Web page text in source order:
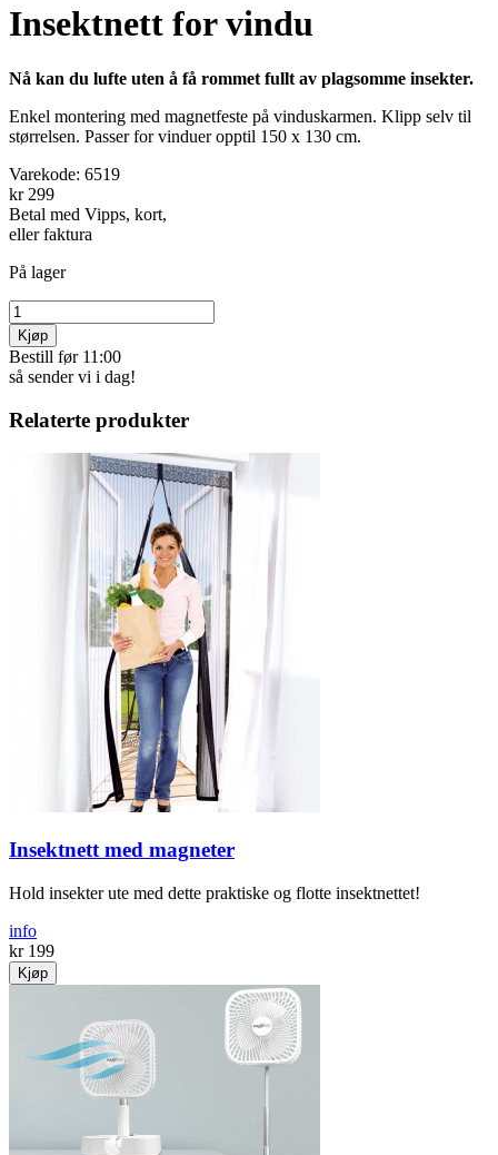
Insektnett for vindu
Nå kan du lufte uten å få rommet fullt av plagsomme insekter.
Enkel montering med magnetfeste på vindus­karmen. Klipp selv til
størrelsen. Passer for vinduer opptil 150 x 130 cm.
Varekode: 6519
kr 299
Betal med Vipps, kort,
eller faktura
På lager
Kjøp
Bestill før 11:00
så sender vi i dag!
Relaterte produkter
Insektnett med magneter
Hold insekter ute med dette praktiske og flotte insektnettet!
info
kr 199
Kjøp